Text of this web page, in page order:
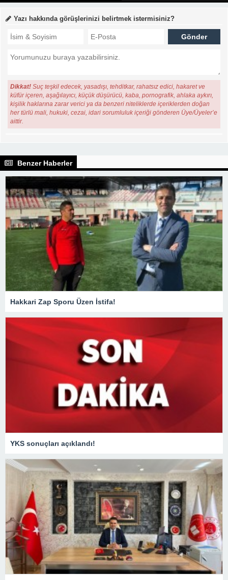
Yazı hakkında görüşlerinizi belirtmek istermisiniz?
Dikkat! Suç teşkil edecek, yasadışı, tehditkar, rahatsız edici, hakaret ve
küfür içeren, aşağılayıcı, küçük düşürücü, kaba, pornografik, ahlaka aykırı,
kişilik haklarına zarar verici ya da benzeri niteliklerde içeriklerden doğan
her türlü mali, hukuki, cezai, idari sorumluluk içeriği gönderen Üye/Üyeler’e
aittir.
Benzer Haberler
Hakkari Zap Sporu Üzen İstifa!
YKS sonuçları açıklandı!